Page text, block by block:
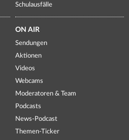
Schulausfälle
ON AIR
Sendungen
Aktionen
Videos
Webcams
Moderatoren & Team
Podcasts
News-Podcast
Themen-Ticker